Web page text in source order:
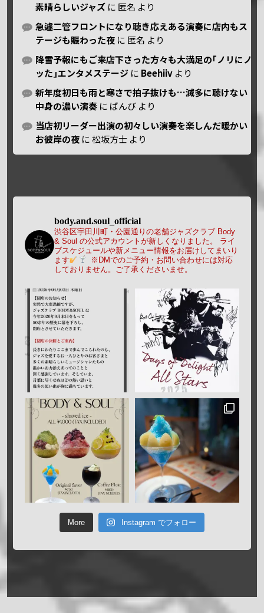
素晴らしいジャズ に 匿名 より
急遽二管フロントになり聴き応えある演奏に店内もス
テージも賑わった夜 に 匿名 より
降雪予報にもご来店下さった方々も大満足の｢ノリにノ
ッた｣エンタメステージ に Beehiiv より
新年度初日も雨と寒さで拍子抜けも…滅多に聴けない
中身の濃い演奏 に ばんび より
当店初リーダー出演の初々しい演奏を楽しんだ暖かい
お彼岸の夜 に松坂方士 より
body.and.soul_official
渋谷区宇田川町・公園通りの老舗ジャズクラブ Body
& Soul の公式アカウントが新しくなりました。
ライ
ブスケジュールや新メニュー情報をお届けしてまいり
ます
※DMでのご予約・お問い合わせには対応
しておりません。ご了承くださいませ。
More Instagram でフォロー